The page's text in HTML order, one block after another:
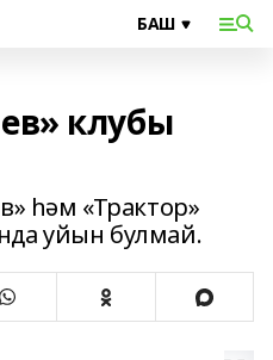
клубы
һәм «Трактор»
уйын булмай.